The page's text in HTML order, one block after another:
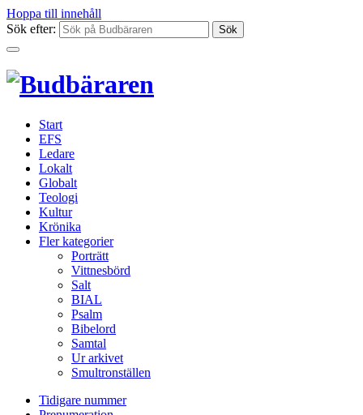
Hoppa till innehåll
Sök efter:
Start
EFS
Ledare
Lokalt
Globalt
Teologi
Kultur
Krönika
Fler kategorier
Porträtt
Vittnesbörd
Salt
BIAL
Psalm
Bibelord
Samtal
Ur arkivet
Smultronställen
Tidigare nummer